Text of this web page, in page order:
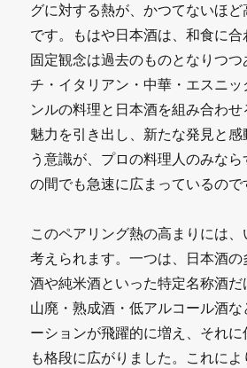
グに対する熱が、かつてないほ
です。もはや日本酒は、和食に合
固定観念は過去のものとなりつ
チ・イタリアン・中華・エスニ
ンルの料理と日本酒を組み合わ
魅力を引き出し、新たな発見と
う意識が、プロの料理人のみな
の間でも急速に広まっているので
このペアリング熱の高まりには
考えられます。一つは、日本酒
酒や純米酒といった特定名称酒だ
山廃・熟成酒・低アルコール酒
ーションが飛躍的に増え、それ
も格段に広がりました。これに